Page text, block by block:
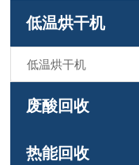
低温烘干机
低温烘干机
废酸回收
热能回收